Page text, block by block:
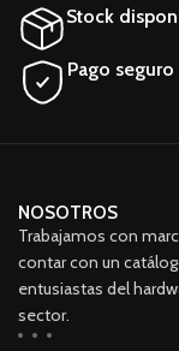
Stock
Pago seguro
NOSOTROS
Trabajamos con
contar con un
entusiastas del
sector.